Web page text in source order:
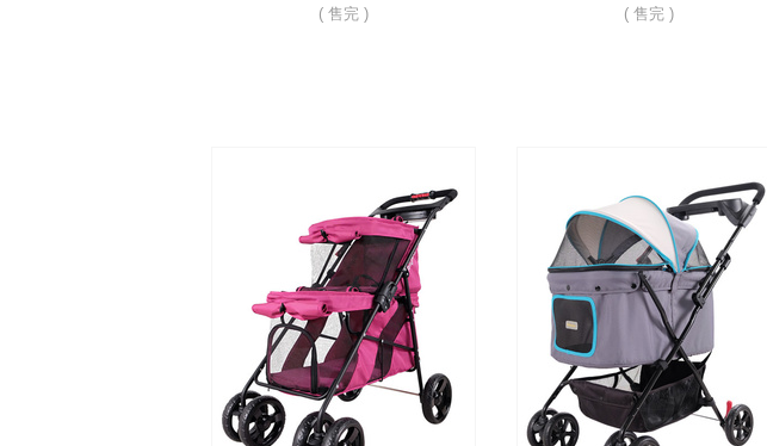
( 售完 )
版 FS2080
( 售完 )